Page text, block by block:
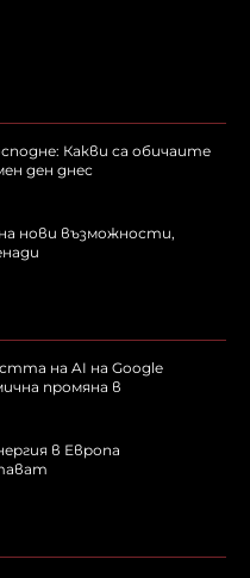
Какви са обичаите
ден днес
нови възможности,
на AI на Google
промяна в
в Европа